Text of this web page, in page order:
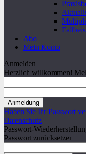
Abo
Mein Konto
Anmelden
Herzlich willkommen!
Haben Sie Ihr Passwort
Datenschutz
Passwort-
Passwort zurücksetzen